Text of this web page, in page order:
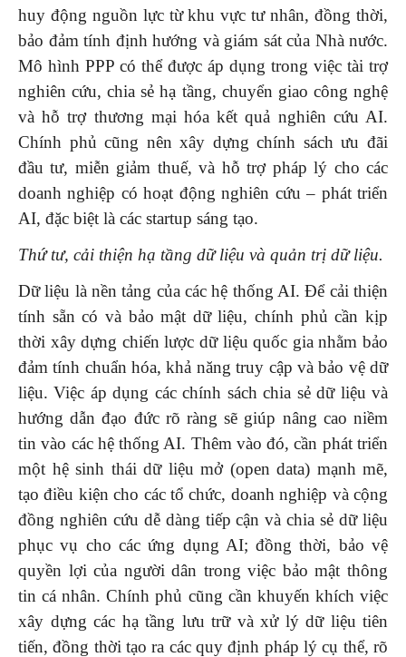
huy động nguồn lực từ khu vực tư nhân, đồng thời,
bảo đảm tính định hướng và giám sát của Nhà nước.
Mô hình PPP có thể được áp dụng trong việc tài trợ
nghiên cứu, chia sẻ hạ tầng, chuyển giao công nghệ
và hỗ trợ thương mại hóa kết quả nghiên cứu AI.
Chính phủ cũng nên xây dựng chính sách ưu đãi
đầu tư, miễn giảm thuế, và hỗ trợ pháp lý cho các
doanh nghiệp có hoạt động nghiên cứu – phát triển
AI, đặc biệt là các startup sáng tạo.
Thứ tư, cải thiện hạ tầng dữ liệu và quản trị dữ liệu.
Dữ liệu là nền tảng của các hệ thống AI. Để cải thiện
tính sẵn có và bảo mật dữ liệu, chính phủ cần kịp
thời xây dựng chiến lược dữ liệu quốc gia nhằm bảo
đảm tính chuẩn hóa, khả năng truy cập và bảo vệ dữ
liệu. Việc áp dụng các chính sách chia sẻ dữ liệu và
hướng dẫn đạo đức rõ ràng sẽ giúp nâng cao niềm
tin vào các hệ thống AI. Thêm vào đó, cần phát triển
một hệ sinh thái dữ liệu mở (open data) mạnh mẽ,
tạo điều kiện cho các tổ chức, doanh nghiệp và cộng
đồng nghiên cứu dễ dàng tiếp cận và chia sẻ dữ liệu
phục vụ cho các ứng dụng AI; đồng thời, bảo vệ
quyền lợi của người dân trong việc bảo mật thông
tin cá nhân. Chính phủ cũng cần khuyến khích việc
xây dựng các hạ tầng lưu trữ và xử lý dữ liệu tiên
tiến, đồng thời tạo ra các quy định pháp lý cụ thể, rõ